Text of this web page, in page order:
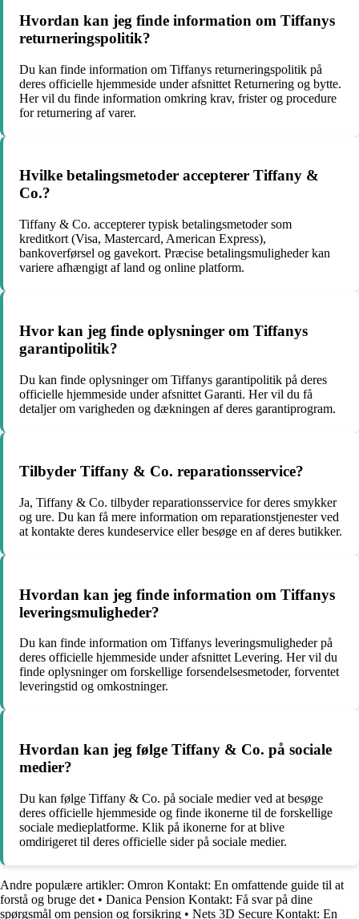
Hvordan kan jeg finde information om Tiffanys
returneringspolitik?
Du kan finde information om Tiffanys returneringspolitik på
deres officielle hjemmeside under afsnittet Returnering og bytte.
Her vil du finde information omkring krav, frister og procedure
for returnering af varer.
Hvilke betalingsmetoder accepterer Tiffany &
Co.?
Tiffany & Co. accepterer typisk betalingsmetoder som
kreditkort (Visa, Mastercard, American Express),
bankoverførsel og gavekort. Præcise betalingsmuligheder kan
variere afhængigt af land og online platform.
Hvor kan jeg finde oplysninger om Tiffanys
garantipolitik?
Du kan finde oplysninger om Tiffanys garantipolitik på deres
officielle hjemmeside under afsnittet Garanti. Her vil du få
detaljer om varigheden og dækningen af deres garantiprogram.
Tilbyder Tiffany & Co. reparationsservice?
Ja, Tiffany & Co. tilbyder reparationsservice for deres smykker
og ure. Du kan få mere information om reparationstjenester ved
at kontakte deres kundeservice eller besøge en af deres butikker.
Hvordan kan jeg finde information om Tiffanys
leveringsmuligheder?
Du kan finde information om Tiffanys leveringsmuligheder på
deres officielle hjemmeside under afsnittet Levering. Her vil du
finde oplysninger om forskellige forsendelsesmetoder, forventet
leveringstid og omkostninger.
Hvordan kan jeg følge Tiffany & Co. på sociale
medier?
Du kan følge Tiffany & Co. på sociale medier ved at besøge
deres officielle hjemmeside og finde ikonerne til de forskellige
sociale medieplatforme. Klik på ikonerne for at blive
omdirigeret til deres officielle sider på sociale medier.
Andre populære artikler: Omron Kontakt: En omfattende guide til at
forstå og bruge det • Danica Pension Kontakt: Få svar på dine
spørgsmål om pension og forsikring • Nets 3D Secure Kontakt: En